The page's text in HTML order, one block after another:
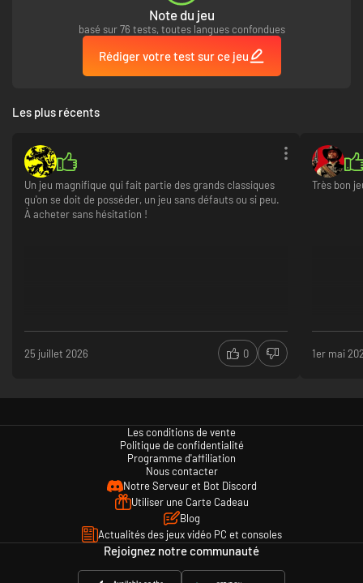
Note du jeu
basé sur 76 tests, toutes langues confondues
Rédiger votre test sur ce jeu
Les plus récents
Un jeu magnifique qui fait partie des grands classiques
qu'on se doit de posséder, un jeu sans défauts ou si peu.
À acheter sans hésitation !
25 juillet 2026 0
Très bon
1er mai
Les conditions de vente
Politique de confidentialité
Programme d'affiliation
Nous contacter
Notre Serveur et Bot Discord
Utiliser une Carte Cadeau
Blog
Actualités des jeux vidéo PC et consoles
Rejoignez notre communauté